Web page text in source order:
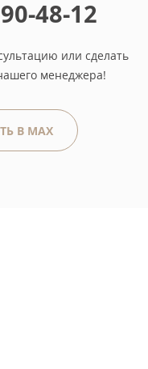
48-12
или сделать
менеджера!
В MAX